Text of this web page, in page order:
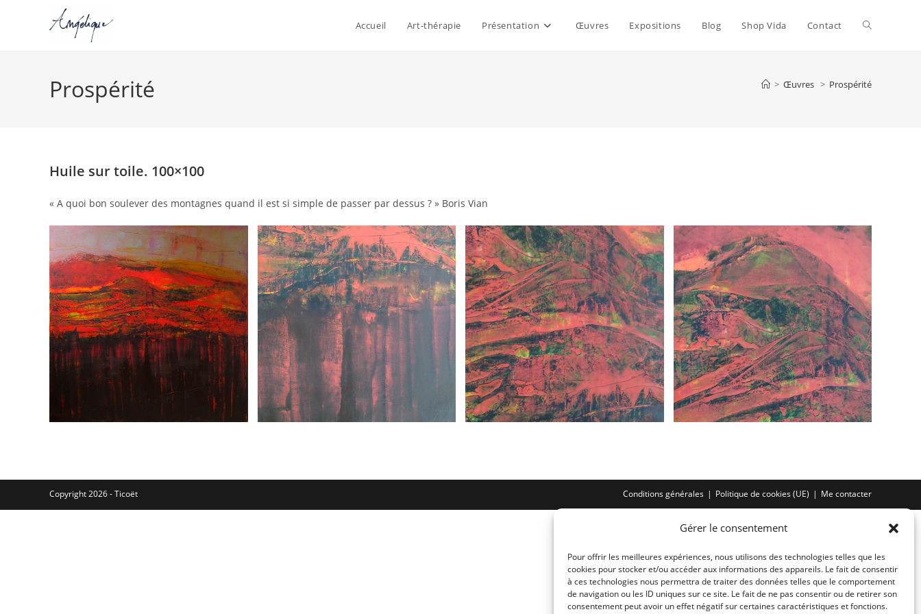
Gérer le consentement
Pour offrir les meilleures expériences, nous utilisons des technologies telles que les
cookies pour stocker et/ou accéder aux informations des appareils. Le fait de consentir
à ces technologies nous permettra de traiter des données telles que le comportement
de navigation ou les ID uniques sur ce site. Le fait de ne pas consentir ou de retirer son
consentement peut avoir un effet négatif sur certaines caractéristiques et fonctions.
Accueil Art-thérapie Présentation Œuvres Expositions Blog Shop Vida Contact Toggle
Prospérité > Œuvres > Prospérité
Huile sur toile. 100×100
« A quoi bon soulever des montagnes quand il est si simple de passer par dessus ? » Boris Vian
Conditions générales Politique de cookies (UE) Me contacter
Copyright 2026 -Ticoët